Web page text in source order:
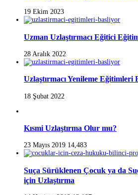
19 Ekim 2023
Uzman Uzlaştırmacı Eğitici
28 Aralık 2022
Uzlaştırmacı Yenileme Eğitimleri
18 Şubat 2022
Kısmi Uzlaştırma Olur mu?
23 Mayıs 2019 14,483
Suça Sürüklenen Çocuk ya da
için Uzlaştırma